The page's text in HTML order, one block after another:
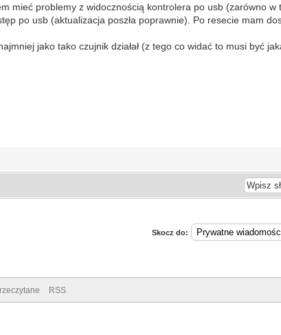
mieć problemy z widocznością kontrolera po usb (zarówno
po usb (aktualizacja poszła poprawnie). Po resecie mam
jako tako czujnik działał (z tego co widać to musi być
Skocz do:
RSS